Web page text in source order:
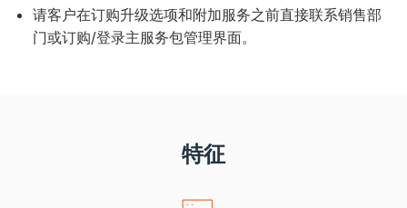
请客户在订购升级选项和附加服务之前直接联系销售部
门或订购/登录主服务包管理界面。
特征